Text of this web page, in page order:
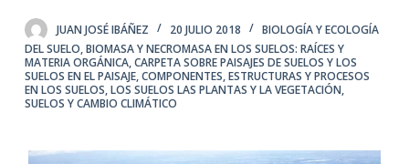
JUAN JOSÉ IBÁÑEZ 20 JULIO 2018
BIOLOGÍA Y ECOLOGÍA
DEL SUELO,BIOMASA Y NECROMASA EN LOS SUELOS: RAÍCES Y
MATERIA ORGÁNICA,CARPETA SOBRE PAISAJES DE SUELOS Y LOS
SUELOS EN EL PAISAJE,COMPONENTES, ESTRUCTURAS Y PROCESOS
EN LOS SUELOS,LOS SUELOS LAS PLANTAS Y LA VEGETACIÓN,
SUELOS Y CAMBIO CLIMÁTICO